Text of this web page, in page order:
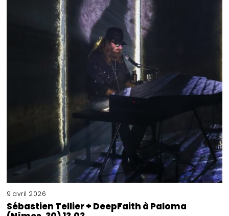
9 avril 2026
Sébastien Tellier + DeepFaith à Paloma